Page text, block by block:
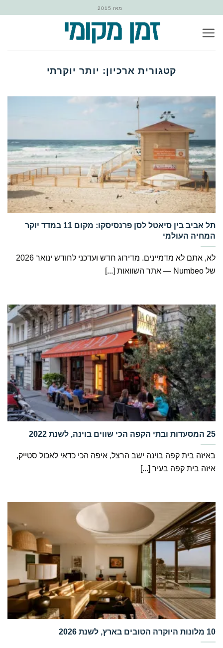
content
מאז 2015
קטגורית ארכיון: יותר יוקרתי
‏תל אביב בין סיאטל לסן פרנסיסקו: מקום 11 במדד יוקר
המחיה העולמי
לא, אתם לא מדמיינים. מדירוג חדש ועדכני לחודש ינואר 2026
של Numbeo — אתר השוואות [...]
באיזה בית קפה בוינה ישב הרצל, איפה הכי כדאי לאכול סטייק,
איזה בית קפה בעיר [...]